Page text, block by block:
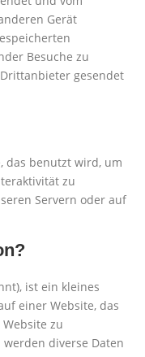
Gerät
Besuche zu
gesendet
das benutzt wird, um
zu
Servern oder auf
ist ein kleines
einer Website, das
zu
diverse Daten